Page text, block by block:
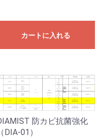
カートに入れる
防カビ抗菌強化
（DIA-01）